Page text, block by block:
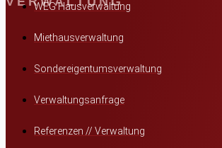
WEG Hausverwaltung
Miethausverwaltung
Sondereigentumsverwaltung
Verwaltungsanfrage
Referenzen // Verwaltung